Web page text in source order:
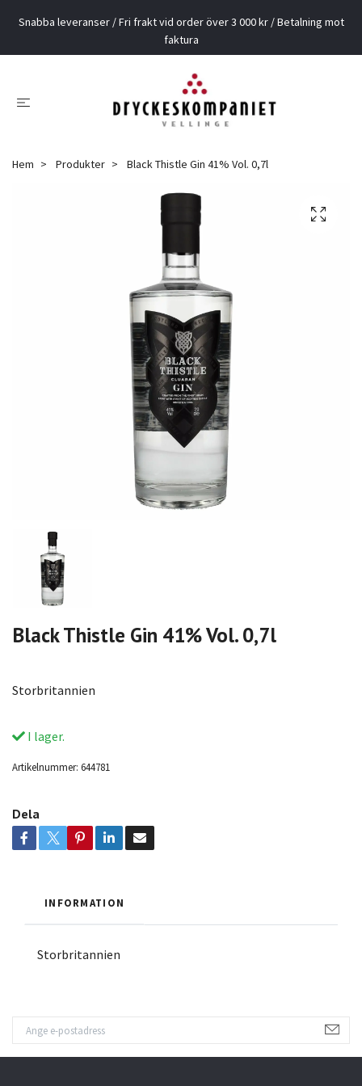
Snabba leveranser / Fri frakt vid order över 3 000 kr / Betalning mot
faktura
Hem Produkter Black Thistle Gin 41% Vol. 0,7l
Black Thistle Gin 41% Vol. 0,7l
Storbritannien
I lager.
Artikelnummer: 644781
Dela
INFORMATION
Storbritannien